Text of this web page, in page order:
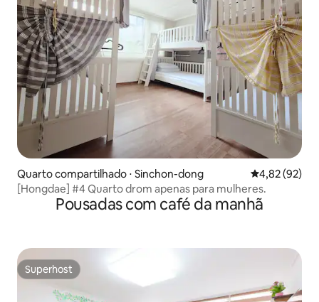
Quarto compartilhado ⋅ Sinchon-dong 4,82 de uma
4,82 (92)
[Hongdae] #4 Quarto drom apenas para mulheres.
Pousadas com café da manhã
Superhost
Superhost